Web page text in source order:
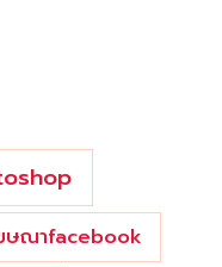
ษณาfacebook